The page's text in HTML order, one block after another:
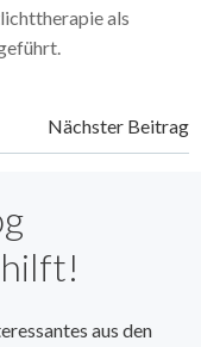
als
Nächster Beitrag
aus den